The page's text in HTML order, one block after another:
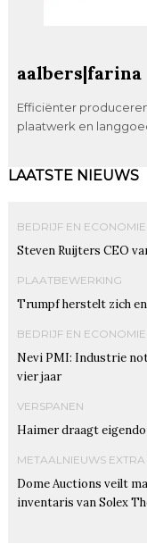
aalbers|farina
Efficiënter
plaatwerk en
LAATSTE NIEUWS
BEDRIJF EN ECONOMIE
Steven Ruijters CEO
PLAATBEWERKING
Trumpf herstelt zich
BEDRIJF EN ECONOMIE
Nevi PMI: Industrie
vier jaar
VERSPANEN
Haimer draagt
METAALNIEUWS EXTRA
Dome Auctions veilt
inventaris van Solex